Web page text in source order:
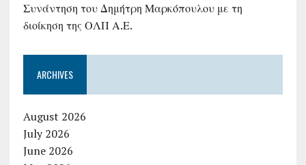
Συνάντηση του Δημήτρη Μαρκόπουλου με τη
διοίκηση της ΟΛΠ Α.Ε.
ARCHIVES
August 2026
July 2026
June 2026